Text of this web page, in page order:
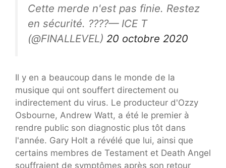
Cette merde n'est pas finie. Restez
en sécurité. ????— ICE T
(@FINALLEVEL) 20 octobre 2020
Il y en a beaucoup dans le monde de la
musique qui ont souffert directement ou
indirectement du virus. Le producteur d'Ozzy
Osbourne, Andrew Watt, a été le premier à
rendre public son diagnostic plus tôt dans
l'année. Gary Holt a révélé que lui, ainsi que
certains membres de Testament et Death Angel
souffraient de symptômes après son retour